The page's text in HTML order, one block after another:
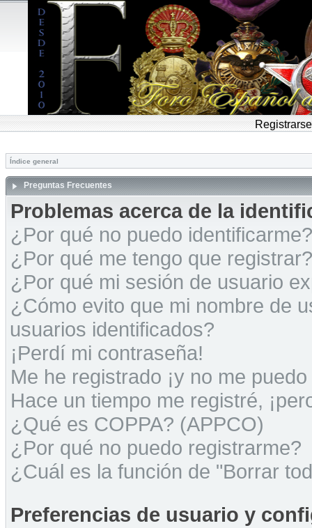
Registrarse
Índice general
Preguntas Frecuentes
Problemas acerca de la
¿Por qué no puedo identificarme?
¿Por qué me tengo que registrar?
¿Por qué mi sesión de usuario
¿Cómo evito que mi nombre de
usuarios identificados?
¡Perdí mi contraseña!
Me he registrado ¡y no me
Hace un tiempo me registré,
¿Qué es COPPA? (APPCO)
¿Por qué no puedo registrarme?
¿Cuál es la función de "Borrar
Preferencias de usuario y